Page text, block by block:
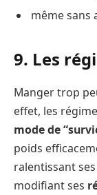
même sans
9. Les
Manger trop
effet, les
mode de
poids
ralentissant ses
modifiant ses